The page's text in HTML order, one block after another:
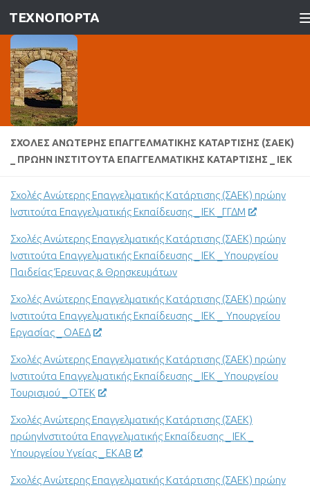
Skip to content
ΤΕΧΝΟΠΟΡΤΑ
ΣΧΟΛΈΣ ΑΝΏΤΕΡΗΣ ΕΠΑΓΓΕΛΜΑΤΙΚΉΣ ΚΑΤΆΡΤΙΣΗΣ (ΣΑΕΚ)
_ ΠΡΏΗΝ ΙΝΣΤΙΤΟΎΤΑ ΕΠΑΓΓΕΛΜΑΤΙΚΉΣ ΚΑΤΆΡΤΙΣΗΣ _ ΙΕΚ
Σχολές Ανώτερης Επαγγελματικής Κατάρτισης (ΣΑΕΚ) πρώην
Ινστιτούτα Επαγγελματικής Εκπαίδευσης _ ΙΕΚ _ΓΓΔΜ
Σχολές Ανώτερης Επαγγελματικής Κατάρτισης (ΣΑΕΚ) πρώην
Ινστιτούτα Επαγγελματικής Εκπαίδευσης _ ΙΕΚ _ Υπουργείου
Παιδείας Έρευνας & Θρησκευμάτων
Σχολές Ανώτερης Επαγγελματικής Κατάρτισης (ΣΑΕΚ) πρώην
Ινστιτούτα Επαγγελματικής Εκπαίδευσης _ ΙΕΚ _ Υπουργείου
Εργασίας _ ΟΑΕΔ
Σχολές Ανώτερης Επαγγελματικής Κατάρτισης (ΣΑΕΚ) πρώην
Ινστιτούτα Επαγγελματικής Εκπαίδευσης _ ΙΕΚ _ Υπουργείου
Τουρισμού _ ΟΤΕΚ
Σχολές Ανώτερης Επαγγελματικής Κατάρτισης (ΣΑΕΚ)
πρώηνΙνστιτούτα Επαγγελματικής Εκπαίδευσης _ ΙΕΚ _
Υπουργείου Υγείας _ ΕΚΑΒ
Σχολές Ανώτερης Επαγγελματικής Κατάρτισης (ΣΑΕΚ) πρώην